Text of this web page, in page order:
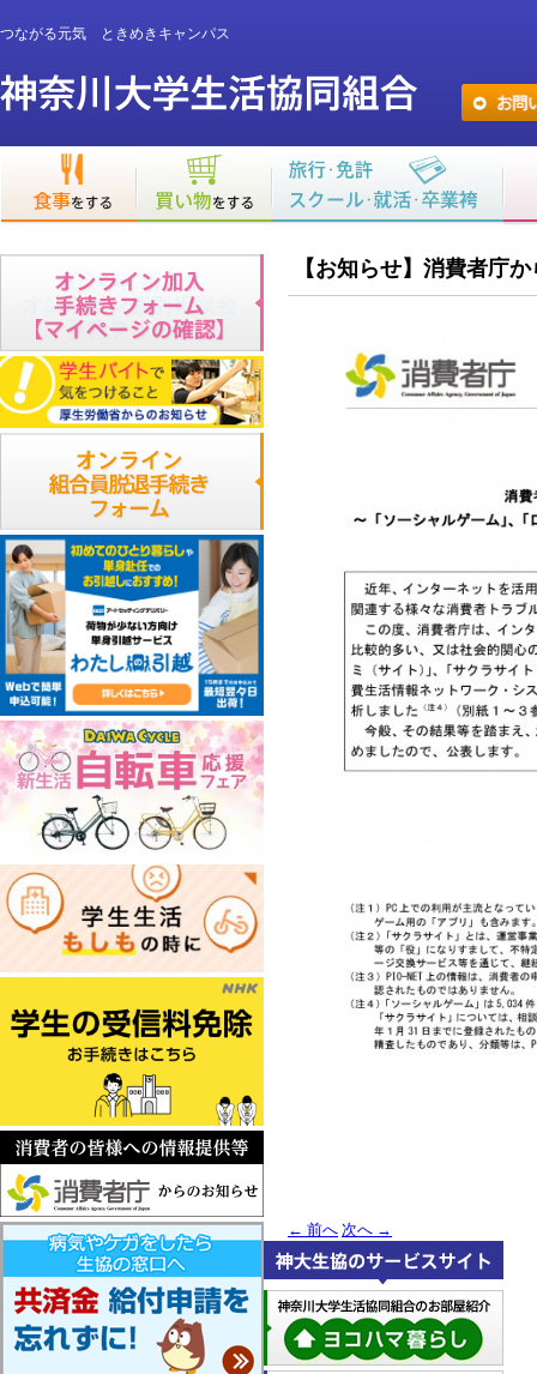
つながる元気 ときめきキャンパス
【お知らせ】消費者庁
← 前へ 次へ →